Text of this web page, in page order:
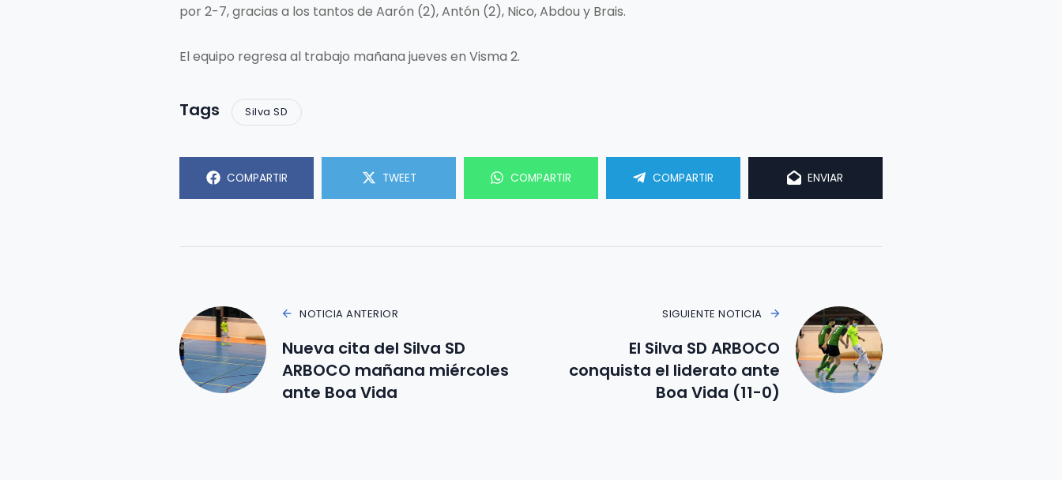
por 2-7, gracias a los tantos de Aarón (2), Antón (2), Nico, Abdou y Brais.
El equipo regresa al trabajo mañana jueves en Visma 2.
Tags Silva SD
COMPARTIR TWEET COMPARTIR COMPARTIR ENVIAR
NOTICIA ANTERIOR
Nueva cita del Silva SD
ARBOCO mañana miércoles
ante Boa Vida
SIGUIENTE NOTICIA
El Silva SD ARBOCO
conquista el liderato ante
Boa Vida (11-0)